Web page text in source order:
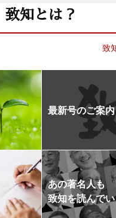
致知とは？
致
最新号のご案内
あの著名人も
致知を読んで